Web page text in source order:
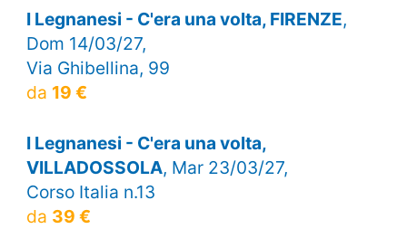
I Legnanesi - C'era una volta, FIRENZE,
Dom 14/03/27,
Via Ghibellina, 99
da 19 €
I Legnanesi - C'era una volta,
VILLADOSSOLA, Mar 23/03/27,
Corso Italia n.13
da 39 €